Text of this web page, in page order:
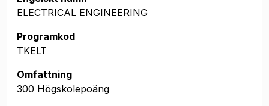
ELECTRICAL ENGINEERING
Programkod
TKELT
Omfattning
300 Högskolepoäng